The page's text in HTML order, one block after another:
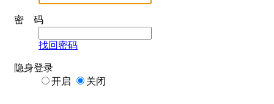
密 码
找回密码
隐身登录
开启
关闭